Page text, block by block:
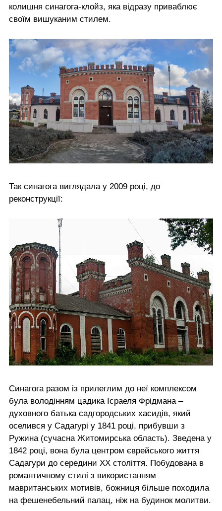
колишня синагога-клойз, яка відразу приваблює
своїм вишуканим стилем.
Так синагога виглядала у 2009 році, до
реконструкції:
Синагога разом із прилеглим до неї комплексом
була володінням цадика Ісраеля Фрідмана –
духовного батька садгородських хасидів, який
оселився у Садагурі у 1841 році, прибувши з
Ружина (сучасна Житомирська область). Зведена у
1842 році, вона була центром єврейського життя
Садагури до середини ХХ століття. Побудована в
романтичному стилі з використанням
мавританських мотивів, божниця більше походила
на фешенебельний палац, ніж на будинок молитви.